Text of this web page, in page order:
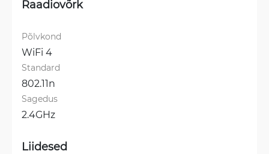
Raadiovõrk
Põlvkond
WiFi 4
Standard
802.11n
Sagedus
2.4GHz
Liidesed